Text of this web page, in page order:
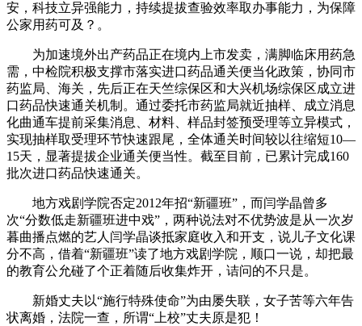
安，科技立异强能力，持续提拔查验效率取办事能力，为保障
公家用药可及？。
为加速境外出产药品正在境内上市发卖，满脚临床用药急
需，中检院积极支撑市落实进口药品通关便当化政策，协同市
药监局、海关，先后正在天竺综保区和大兴机场综保区成立进
口药品快速通关机制。通过委托市药监局就近抽样、成立消息
化曲通车提前采集消息、材料、样品封签预受理等立异模式，
实现抽样取受理环节快速跟尾，全体通关时间较以往缩短10—
15天，显著提拔企业通关便当性。截至目前，已累计完成160
批次进口药品快速通关。
地方戏剧学院否定2012年招“新疆班”，而闫学晶曾多
次“分数低走新疆班进中戏”，两种说法对不优势波是从一次岁
暮曲播点燃的艺人闫学晶谈抵家庭收入和开支，说儿子文化课
分不高，借着“新疆班”读了地方戏剧学院，顺口一说，却把最
的教育公允碰了个正着随后收集炸开，诘问的不只是。
新婚丈夫以“施行特殊使命”为由屡失联，女子苦等六年告
状离婚，法院一查，所谓“上校”丈夫原是犯！